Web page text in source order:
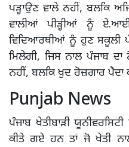
ਪੜ੍ਹਾਉਣ ਵਾਲੇ ਨਹੀਂ, ਬਲਕਿ
ਵਾਲੀਆਂ ਪੀੜ੍ਹੀਆਂ ਨੂੰ
ਵਿਦਿਆਰਥੀਆਂ ਨੂੰ ਹੁਣ ਸਕੂਲੀ
ਮਿਲੇਗੀ, ਜਿਸ ਨਾਲ ਪੰਜਾਬ
ਨਹੀਂ, ਬਲਕਿ ਖੁਦ ਰੋਜ਼ਗਾਰ ਪੈਦਾ
Punjab News
ਪੰਜਾਬ ਖੇਤੀਬਾੜੀ
ਕੀਤੇ ਗਏ ਹਨ ਤਾਂ ਜੋ ਖੇਤੀ